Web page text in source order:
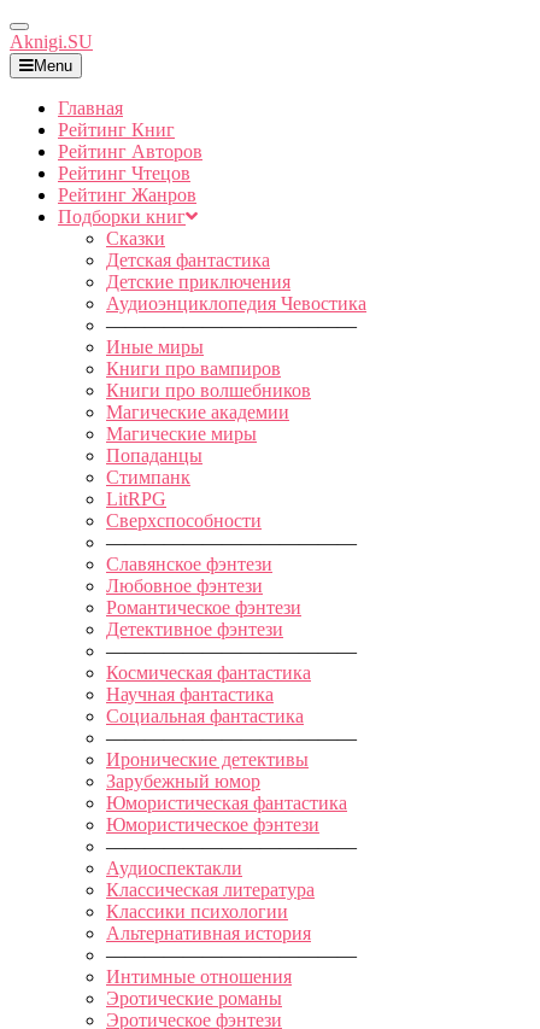
Toggle
Navigation
Aknigi.SU
Menu
Главная
Рейтинг Книг
Рейтинг Авторов
Рейтинг Чтецов
Рейтинг Жанров
Подборки книг
Сказки
Детская фантастика
Детские приключения
Аудиоэнциклопедия Чевостика
—————————————
Иные миры
Книги про вампиров
Книги про волшебников
Магические академии
Магические миры
Попаданцы
Стимпанк
LitRPG
Сверхспособности
—————————————
Славянское фэнтези
Любовное фэнтези
Романтическое фэнтези
Детективное фэнтези
—————————————
Космическая фантастика
Научная фантастика
Социальная фантастика
—————————————
Иронические детективы
Зарубежный юмор
Юмористическая фантастика
Юмористическое фэнтези
—————————————
Аудиоспектакли
Классическая литература
Классики психологии
Альтернативная история
—————————————
Интимные отношения
Эротические романы
Эротическое фэнтези